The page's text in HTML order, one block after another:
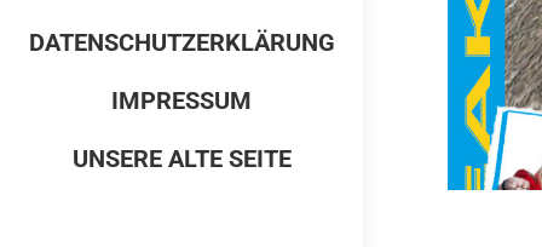
DATENSCHUTZERKLÄRUNG
IMPRESSUM
UNSERE ALTE SEITE